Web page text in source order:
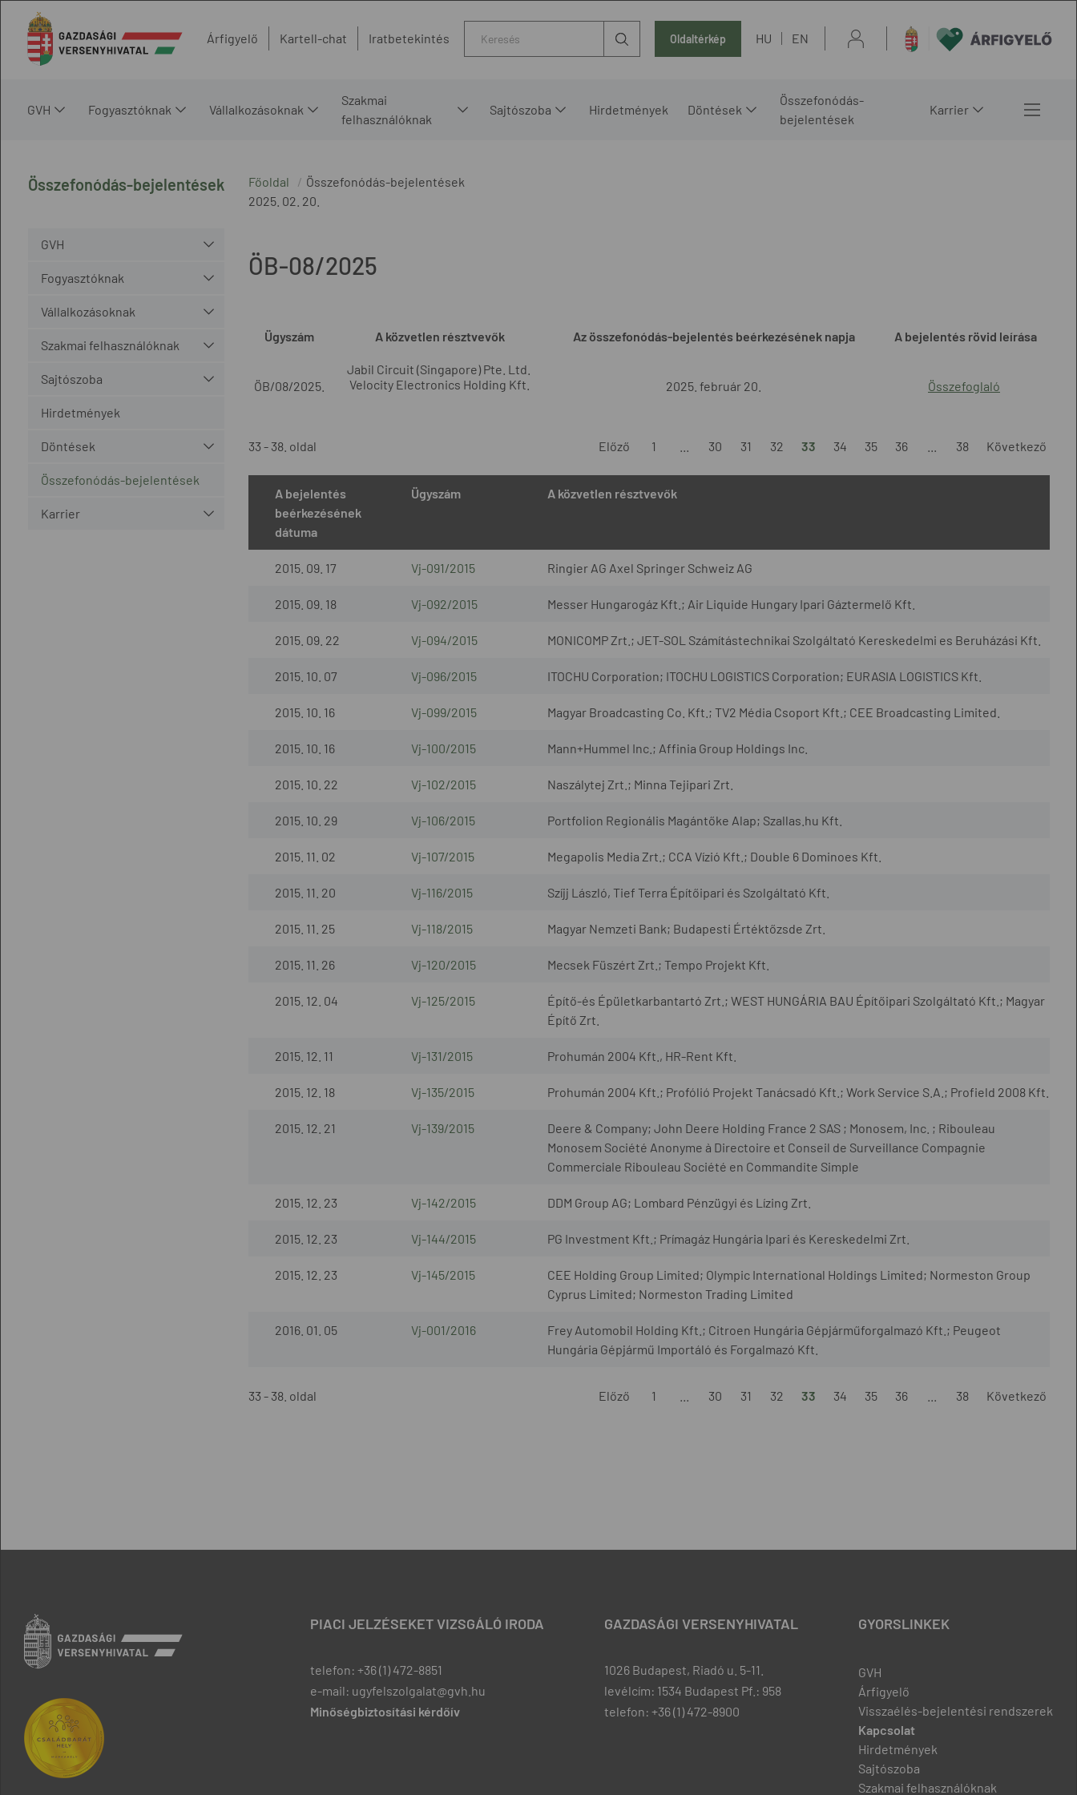
Árfigyelő Kartell-chat Iratbetekintés Oldaltérkép HU EN
GVH Fogyasztóknak Vállalkozásoknak
Szakmai
felhasználóknak
Sajtószoba Hirdetmények Döntések
Összefonódás-
bejelentések
Karrier
Összefonódás-bejelentések
GVH
Fogyasztóknak
Vállalkozásoknak
Szakmai felhasználóknak
Sajtószoba
Hirdetmények
Döntések
Összefonódás-bejelentések
Karrier
Főoldal
Összefonódás-bejelentések
2025. 02. 20.
ÖB-08/2025
Ügyszám A közvetlen résztvevők Az összefonódás-bejelentés beérkezésének napja A bejelentés rövid leírása
ÖB/08/2025.
Jabil Circuit (Singapore) Pte. Ltd.
Velocity Electronics Holding Kft.
2025. február 20. Összefoglaló
33 - 38. oldal Előző 1 30 31 32 33 34 35 36 38 Következő
A bejelentés
beérkezésének
dátuma
Ügyszám A közvetlen résztvevők
2015. 09. 17 Vj-091/2015 Ringier AG Axel Springer Schweiz AG
2015. 09. 18 Vj-092/2015 Messer Hungarogáz Kft.; Air Liquide Hungary Ipari Gáztermelő Kft.
2015. 09. 22 Vj-094/2015 MONICOMP Zrt.; JET-SOL Számítástechnikai Szolgáltató Kereskedelmi es Beruházási Kft.
2015. 10. 07 Vj-096/2015 ITOCHU Corporation; ITOCHU LOGISTICS Corporation; EURASIA LOGISTICS Kft.
2015. 10. 16 Vj-099/2015 Magyar Broadcasting Co. Kft.; TV2 Média Csoport Kft.; CEE Broadcasting Limited.
2015. 10. 16 Vj-100/2015 Mann+Hummel Inc.; Affinia Group Holdings Inc.
2015. 10. 22 Vj-102/2015 Naszálytej Zrt.; Minna Tejipari Zrt.
2015. 10. 29 Vj-106/2015 Portfolion Regionális Magántőke Alap; Szallas.hu Kft.
2015. 11. 02 Vj-107/2015 Megapolis Media Zrt.; CCA Vízió Kft.; Double 6 Dominoes Kft.
2015. 11. 20 Vj-116/2015 Szíjj László, Tief Terra Építőipari és Szolgáltató Kft.
2015. 11. 25 Vj-118/2015 Magyar Nemzeti Bank; Budapesti Értéktőzsde Zrt.
2015. 11. 26 Vj-120/2015 Mecsek Füszért Zrt.; Tempo Projekt Kft.
2015. 12. 04 Vj-125/2015
Építő-és Épületkarbantartó Zrt.; WEST HUNGÁRIA BAU Építőipari Szolgáltató Kft.; Magyar
Építő Zrt.
2015. 12. 11 Vj-131/2015 Prohumán 2004 Kft., HR-Rent Kft.
2015. 12. 18 Vj-135/2015 Prohumán 2004 Kft.; Profólió Projekt Tanácsadó Kft.; Work Service S.A.; Profield 2008 Kft.
2015. 12. 21 Vj-139/2015
Deere & Company; John Deere Holding France 2 SAS ; Monosem, Inc. ; Ribouleau
Monosem Société Anonyme à Directoire et Conseil de Surveillance Compagnie
Commerciale Ribouleau Société en Commandite Simple
2015. 12. 23 Vj-142/2015 DDM Group AG; Lombard Pénzügyi és Lízing Zrt.
2015. 12. 23 Vj-144/2015 PG Investment Kft.; Prímagáz Hungária Ipari és Kereskedelmi Zrt.
2015. 12. 23 Vj-145/2015
CEE Holding Group Limited; Olympic International Holdings Limited; Normeston Group
Cyprus Limited; Normeston Trading Limited
2016. 01. 05 Vj-001/2016
Frey Automobil Holding Kft.; Citroen Hungária Gépjárműforgalmazó Kft.; Peugeot
Hungária Gépjármű Importáló és Forgalmazó Kft.
33 - 38. oldal Előző 1 30 31 32 33 34 35 36 38 Következő
PIACI JELZÉSEKET VIZSGÁLÓ IRODA
telefon: +36 (1) 472-8851
e-mail: ugyfelszolgalat@gvh.hu
Minőségbiztosítási kérdőív
GAZDASÁGI VERSENYHIVATAL
1026 Budapest, Riadó u. 5-11.
levélcím: 1534 Budapest Pf.: 958
telefon: +36 (1) 472-8900
GYORSLINKEK
GVH
Árfigyelő
Visszaélés-bejelentési rendszerek
Kapcsolat
Hirdetmények
Sajtószoba
Szakmai felhasználóknak